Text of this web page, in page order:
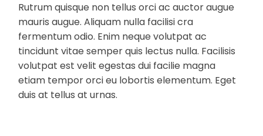
Rutrum quisque non tellus orci ac auctor augue
mauris augue. Aliquam nulla facilisi cra
fermentum odio. Enim neque volutpat ac
tincidunt vitae semper quis lectus nulla. Facilisis
volutpat est velit egestas dui facilie magna
etiam tempor orci eu lobortis elementum. Eget
duis at tellus at urnas.